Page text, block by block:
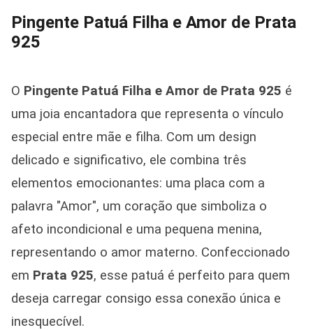
Pingente Patuá Filha e Amor de Prata
925
O Pingente Patuá Filha e Amor de Prata 925 é
uma joia encantadora que representa o vínculo
especial entre mãe e filha. Com um design
delicado e significativo, ele combina três
elementos emocionantes: uma placa com a
palavra "Amor", um coração que simboliza o
afeto incondicional e uma pequena menina,
representando o amor materno. Confeccionado
em Prata 925, esse patuá é perfeito para quem
deseja carregar consigo essa conexão única e
inesquecível.